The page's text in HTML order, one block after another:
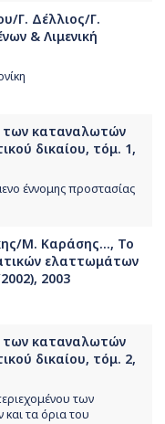
Γ. Δέλλιος/Γ.
& Λιμενική
των καταναλωτών
δικαίου, τόμ. 1,
έννομης προστασίας
Μ. Καράσης..., Το
ελαττωμάτων
2003
των καταναλωτών
δικαίου, τόμ. 2,
των
τα όρια του